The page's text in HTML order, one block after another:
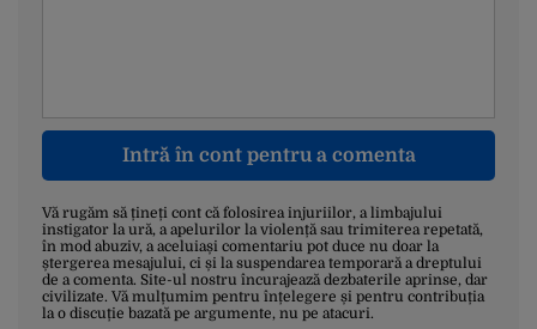
Intră în cont pentru a comenta
Vă rugăm să țineți cont că folosirea injuriilor, a limbajului
instigator la ură, a apelurilor la violență sau trimiterea repetată,
în mod abuziv, a aceluiași comentariu pot duce nu doar la
ștergerea mesajului, ci și la suspendarea temporară a dreptului
de a comenta. Site-ul nostru încurajează dezbaterile aprinse, dar
civilizate. Vă mulțumim pentru înțelegere și pentru contribuția
la o discuție bazată pe argumente, nu pe atacuri.